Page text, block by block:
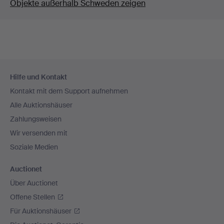
Objekte außerhalb Schweden zeigen
Navigation
Hilfe und Kontakt
Kontakt mit dem Support aufnehmen
Alle Auktionshäuser
Zahlungsweisen
Wir versenden mit
Soziale Medien
Auctionet
Über Auctionet
Offene Stellen
Für Auktionshäuser